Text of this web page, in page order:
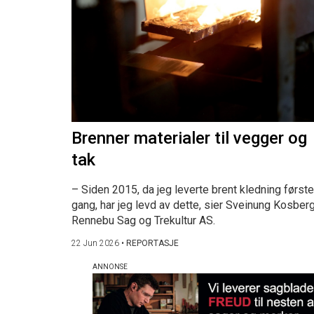
Brenner materialer til vegger og
tak
– Siden 2015, da jeg leverte brent kledning første
gang, har jeg levd av dette, sier Sveinung
Rennebu Sag og Trekultur AS.
22 Jun 2026 • REPORTASJE